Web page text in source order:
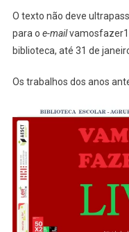
O texto não deve
para o e-mail
biblioteca, até 31 de
Os trabalhos dos anos